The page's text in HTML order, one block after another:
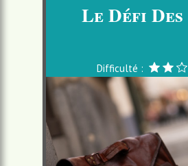
Le Défi
Difficulté :